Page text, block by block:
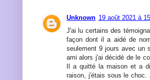
Unknown 19 août 2021 à
J'ai lu certains des
façon dont il a aidé de
seulement 9 jours avec un
ami alors j'ai décidé de le
Il a quitté la maison et a
raison, j'étais sous le choc.